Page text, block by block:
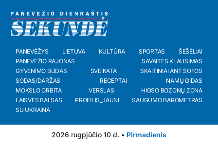
PANEVĖŽYS LIETUVA KULTŪRA SPORTAS
ŠEŠĖLIAI
PANEVĖŽIO RAJONAS
SAVAITĖS KLAUSIMAS
GYVENIMO BŪDAS
SVEIKATA
SKAITINIAI ANT SOFOS
SODAS/DARŽAS
RECEPTAI
NAMŲ GIDAS
MOKSLO ORBITA
VERSLAS
HIGSO BOZONŲ ZONA
LAISVĖS BALSAS
PROFILIS_JAUNI
SAUGUMO BAROMETRAS
SU UKRAINA
2026 rugpjūčio 10 d. • Pirmadienis